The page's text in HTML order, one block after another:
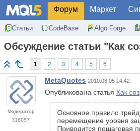
Форум Маркет
Статьи CodeBase Algo Forge
Обсуждение статьи "Как
1 2 3 4 5 6
Модератор
318057
MetaQuotes 2010.08.05 14:42
Опубликована статья Как
Основное правило
перемещение уровня
Приводится пошаговая